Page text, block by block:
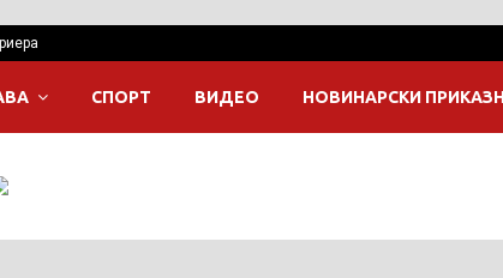
СПОРТ ВИДЕО НОВИНАРСКИ